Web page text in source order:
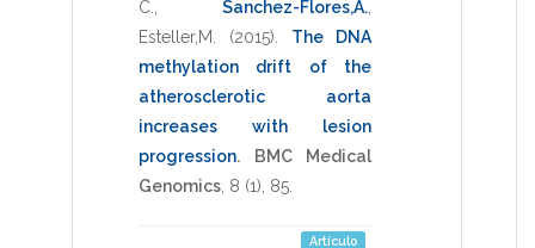
C.
Sanchez-Flores,A.
Esteller,M.
(2015)
The DNA
methylation drift of the
atherosclerotic aorta
increases with lesion
progression.
BMC Medical
Genomics 8 (1), 85
Artículo